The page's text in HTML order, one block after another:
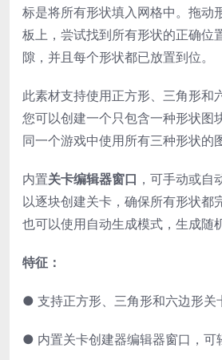
标是将所有形状填入网格中。拖动
板上，尝试找到所有形状的正确位
隙，并且每个形状都已放置到位。
此素材支持使用正方形、三角形和
您可以创建一个只包含一种形状图
同一个游戏中使用所有三种形状的
内置关卡编辑器窗口 ，可手动或自
以逐块创建关卡，确保所有形状都
也可以使用自动生成模式，生成随
特征：
● 支持正方形、三角形和六边形关
● 内置关卡创建器编辑器窗口，可